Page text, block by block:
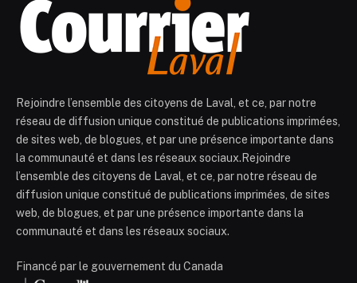
Rejoindre l’ensemble des citoyens de Laval, et ce, par notre
réseau de diffusion unique constitué de publications imprimées,
de sites web, de blogues, et par une présence importante dans
la communauté et dans les réseaux sociaux.Rejoindre
l’ensemble des citoyens de Laval, et ce, par notre réseau de
diffusion unique constitué de publications imprimées, de sites
web, de blogues, et par une présence importante dans la
communauté et dans les réseaux sociaux.
Financé par le gouvernement du Canada